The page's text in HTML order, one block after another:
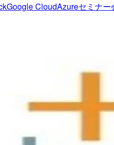
Google CloudAzureセミナー